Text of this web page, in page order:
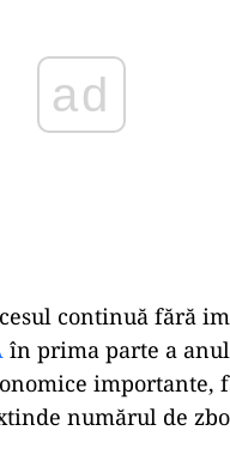
continuă fără
în prima parte a
numărul de